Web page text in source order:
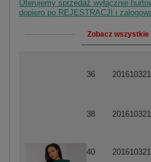
Oferujemy sprzedaż wyłącznie
dopiero po REJESTRACJI i
Zobacz wszystkie
36
38
40